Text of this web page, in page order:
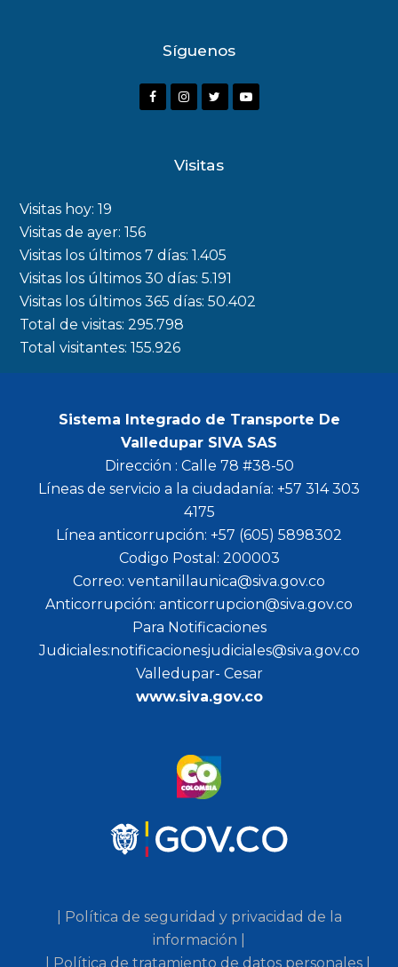
Síguenos
F
o
k
I
a
m
r
Y
Visitas
Visitas hoy:19
Visitas de ayer:156
Visitas los últimos 7 días:1.405
Visitas los últimos 30 días:5.191
Visitas los últimos 365 días:50.402
Total de visitas:295.798
Total visitantes:155.926
Sistema Integrado de Transporte De
Valledupar SIVA SAS
Dirección : Calle 78 #38-50
Líneas de servicio a la ciudadanía: +57 314 303
4175
Línea anticorrupción: +57 (605) 5898302
Codigo Postal: 200003
Correo: ventanillaunica@siva.gov.co
Anticorrupción: anticorrupcion@siva.gov.co
Para Notificaciones
Judiciales:notificacionesjudiciales@siva.gov.co
Valledupar- Cesar
www.siva.gov.co
| Política de seguridad y privacidad de la
información |
| Política de tratamiento de datos personales |